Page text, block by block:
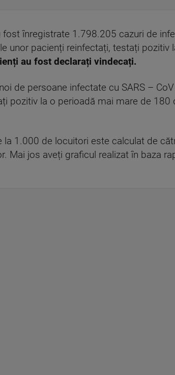
înregistrate 1.798.205 cazuri de
unor pacienți reinfectați, testați pozitiv
au fost declarați vindecați.
de persoane infectate cu SARS –
pozitiv la o perioadă mai mare de 180
1.000 de locuitori este calculat de
Mai jos aveți graficul realizat în baza